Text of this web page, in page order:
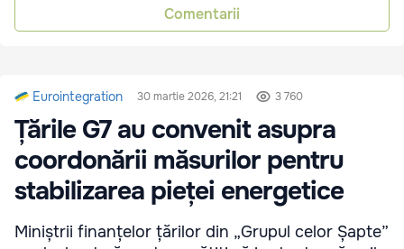
Comentarii
Eurointegration 30 martie 2026, 21:21 3 760
Țările G7 au convenit asupra
coordonării măsurilor pentru
stabilizarea pieței energetice
Miniștrii finanțelor țărilor din „Grupul celor Șapte”